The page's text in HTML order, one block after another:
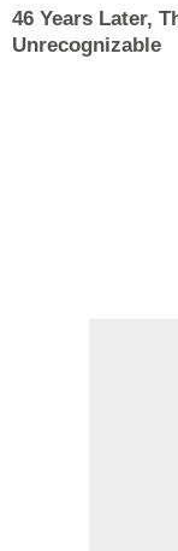
46 Years Later,
Unrecognizable